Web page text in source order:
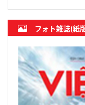
フォト雑誌(紙